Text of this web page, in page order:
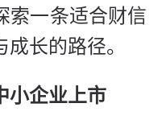
索一条适合财信
长的路径。
小企业上市